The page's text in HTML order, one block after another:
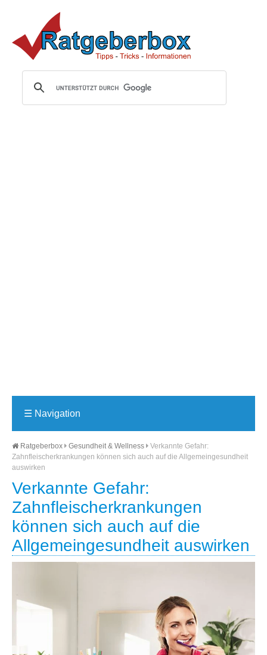
☰ Navigation
Ratgeberbox Gesundheit & Wellness
Verkannte Gefahr:
Zahnfleischerkrankungen können sich auch auf die Allgemeingesundheit
auswirken
Verkannte Gefahr:
Zahnfleischerkrankungen
können sich auch auf die
Allgemeingesundheit auswirken